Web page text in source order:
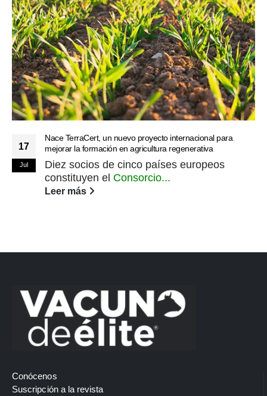
17
Jul
Nace TerraCert, un nuevo proyecto internacional para
mejorar la formación en agricultura regenerativa
Diez socios de cinco países europeos
constituyen el Consorcio...
Leer más
Conócenos
Suscripción a la revista